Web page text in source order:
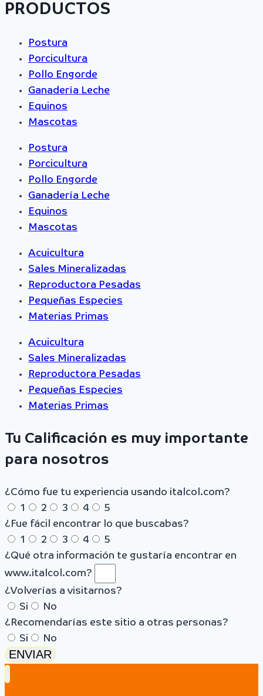
PRODUCTOS
Postura
Porcicultura
Pollo Engorde
Ganadería Leche
Equinos
Mascotas
Postura
Porcicultura
Pollo Engorde
Ganadería Leche
Equinos
Mascotas
Acuicultura
Sales Mineralizadas
Reproductora Pesadas
Pequeñas Especies
Materias Primas
Acuicultura
Sales Mineralizadas
Reproductora Pesadas
Pequeñas Especies
Materias Primas
Tu Calificación es muy importante
para nosotros
¿Cómo fue tu experiencia usando italcol.com?
1
2 3 4
5
¿Fue fácil encontrar lo que buscabas?
1
2 3 4
5
¿Qué otra información te gustaría encontrar en
www.italcol.com?
¿Volverías a visitarnos?
Si
No
¿Recomendarías este sitio a otras personas?
Si
No
ENVIAR